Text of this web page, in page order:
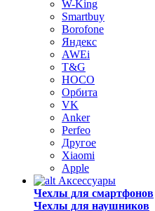
W-King
Smartbuy
Borofone
Яндекс
AWEi
T&G
HOCO
Орбита
VK
Anker
Perfeo
Другое
Xiaomi
Apple
Аксессуары
Чехлы для смартфонов
Чехлы для наушников